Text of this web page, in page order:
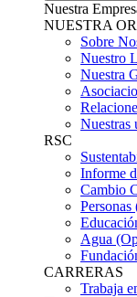
Nuestra
NUESTRA
Sobre
Nuestro
Nuestra
Nuestras
RSC
Informe
Cambio
Personas
Agua
CARRERAS
Trabaja